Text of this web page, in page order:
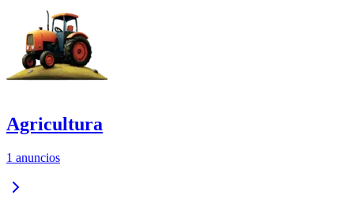
Agricultura
1 anuncios